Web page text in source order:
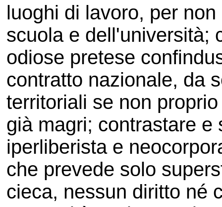
luoghi di lavoro, per
scuola e dell'università;
odiose pretese
contratto nazionale, da
territoriali se non
già magri; contrastare e
iperliberista e
che prevede solo
cieca, nessun diritto né